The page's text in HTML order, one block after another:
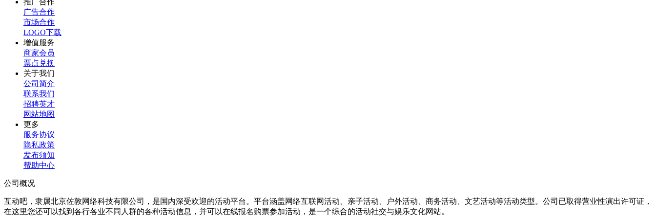
推广合作
广告合作
市场合作
LOGO下载
增值服务
商家会员
票点兑换
关于我们
公司简介
联系我们
招聘英才
网站地图
更多
服务协议
隐私政策
发布须知
帮助中心
公司概况
互动吧，隶属北京佐敦网络科技有限公司，是国内深受欢迎的活动平台。平台涵盖网络互联网活动、亲子活动、户外活动、商务活动、文艺活动等活动类型。公司已取得营业性演出许可证，
在这里您还可以找到各行各业不同人群的各种活动信息，并可以在线报名购票参加活动，是一个综合的活动社交与娱乐文化网站。